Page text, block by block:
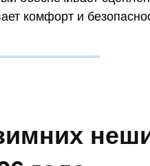
комфорт и